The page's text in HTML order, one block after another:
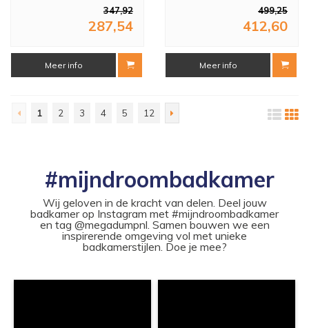
347,92
287,54
Meer info
499,25
412,60
Meer info
1 2 3 4 5 12
#mijndroombadkamer
Wij geloven in de kracht van delen. Deel jouw
badkamer op Instagram met #mijndroombadkamer
en tag @megadumpnl. Samen bouwen we een
inspirerende omgeving vol met unieke
badkamerstijlen. Doe je mee?